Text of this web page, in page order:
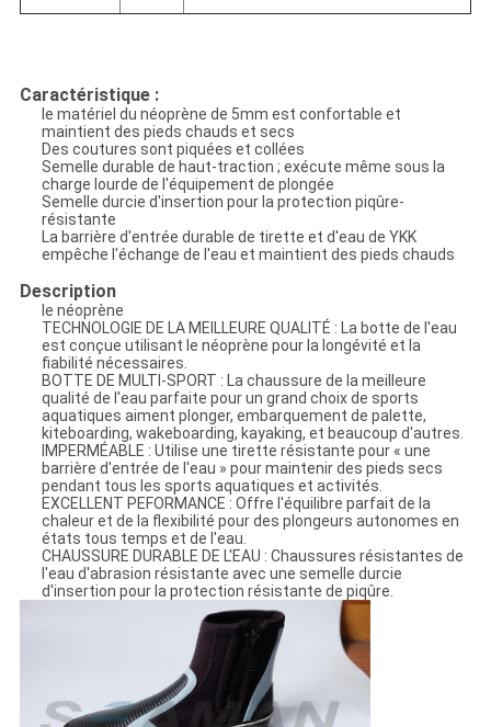
Caractéristique :
le matériel du néoprène de 5mm est confortable et
maintient des pieds chauds et secs
Des coutures sont piquées et collées
Semelle durable de haut-traction ; exécute même sous la
charge lourde de l'équipement de plongée
Semelle durcie d'insertion pour la protection piqûre-
résistante
La barrière d'entrée durable de tirette et d'eau de YKK
empêche l'échange de l'eau et maintient des pieds chauds
Description
le néoprène
TECHNOLOGIE DE LA MEILLEURE QUALITÉ : La botte de l'eau
est conçue utilisant le néoprène pour la longévité et la
fiabilité nécessaires.
BOTTE DE MULTI-SPORT : La chaussure de la meilleure
qualité de l'eau parfaite pour un grand choix de sports
aquatiques aiment plonger, embarquement de palette,
kiteboarding, wakeboarding, kayaking, et beaucoup d'autres.
IMPERMÉABLE : Utilise une tirette résistante pour « une
barrière d'entrée de l'eau » pour maintenir des pieds secs
pendant tous les sports aquatiques et activités.
EXCELLENT PEFORMANCE : Offre l'équilibre parfait de la
chaleur et de la flexibilité pour des plongeurs autonomes en
états tous temps et de l'eau.
CHAUSSURE DURABLE DE L'EAU : Chaussures résistantes de
l'eau d'abrasion résistante avec une semelle durcie
d'insertion pour la protection résistante de piqûre.